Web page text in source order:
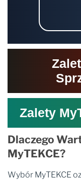
Zalety
Dlaczego
MyTEKCE?
Wybór MyTEKCE